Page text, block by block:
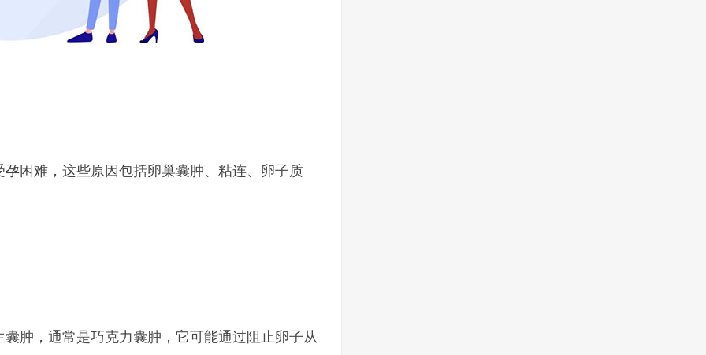
困难，这些原因包括卵巢囊肿、粘连、卵子质
肿，通常是巧克力囊肿，它可能通过阻止卵子从